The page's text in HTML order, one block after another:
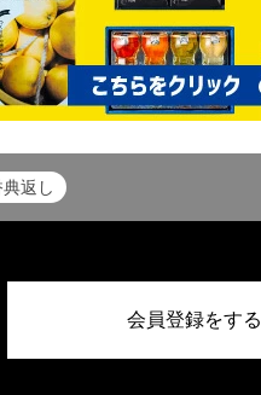
返し
会員登録をする